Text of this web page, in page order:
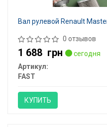
Вал рулевой Renault
0 отзывов
1 688 грн
сегодня
Артикул:
FAST
КУПИТЬ